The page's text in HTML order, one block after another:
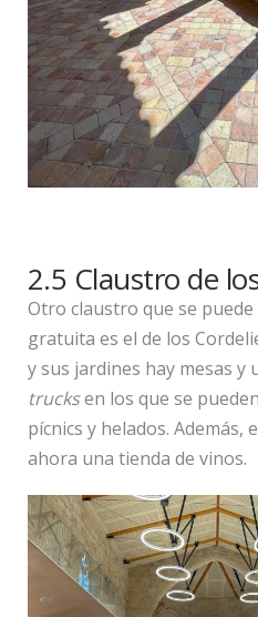
2.5 Claustro de
Otro claustro que se
gratuita es el de los
y sus jardines hay mesas y
trucksen los que se
pícnics y helados. Además,
ahora una tienda de vinos.